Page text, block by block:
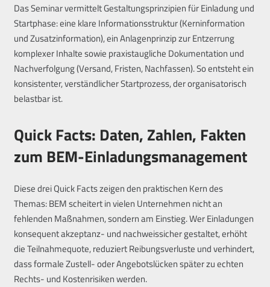
Das Seminar vermittelt Gestaltungsprinzipien für Einladung und
Startphase: eine klare Informationsstruktur (Kerninformation
und Zusatzinformation), ein Anlagenprinzip zur Entzerrung
komplexer Inhalte sowie praxistaugliche Dokumentation und
Nachverfolgung (Versand, Fristen, Nachfassen). So entsteht ein
konsistenter, verständlicher Startprozess, der organisatorisch
belastbar ist.
Quick Facts: Daten, Zahlen, Fakten
zum BEM-Einladungsmanagement
Diese drei Quick Facts zeigen den praktischen Kern des
Themas: BEM scheitert in vielen Unternehmen nicht an
fehlenden Maßnahmen, sondern am Einstieg. Wer Einladungen
konsequent akzeptanz- und nachweissicher gestaltet, erhöht
die Teilnahmequote, reduziert Reibungsverluste und verhindert,
dass formale Zustell- oder Angebotslücken später zu echten
Rechts- und Kostenrisiken werden.